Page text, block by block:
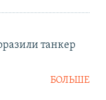
танкер
БОЛЬШЕ